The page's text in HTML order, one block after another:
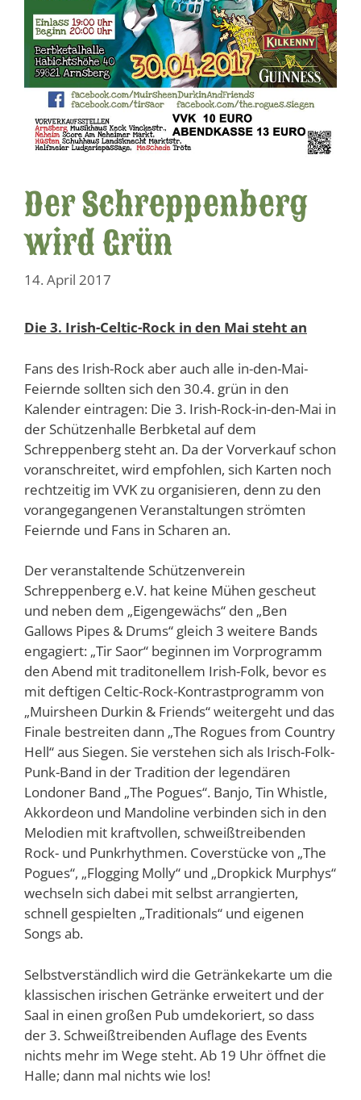
Der Schreppenberg
wird Grün
14. April 2017
Die 3. Irish-Celtic-Rock in den Mai steht an
Fans des Irish-Rock aber auch alle in-den-Mai-
Feiernde sollten sich den 30.4. grün in den
Kalender eintragen: Die 3. Irish-Rock-in-den-Mai in
der Schützenhalle Berbketal auf dem
Schreppenberg steht an. Da der Vorverkauf schon
voranschreitet, wird empfohlen, sich Karten noch
rechtzeitig im VVK zu organisieren, denn zu den
vorangegangenen Veranstaltungen strömten
Feiernde und Fans in Scharen an.
Der veranstaltende Schützenverein
Schreppenberg e.V. hat keine Mühen gescheut
und neben dem „Eigengewächs“ den „Ben
Gallows Pipes & Drums“ gleich 3 weitere Bands
engagiert: „Tir Saor“ beginnen im Vorprogramm
den Abend mit traditonellem Irish-Folk, bevor es
mit deftigen Celtic-Rock-Kontrastprogramm von
„Muirsheen Durkin & Friends“ weitergeht und das
Finale bestreiten dann „The Rogues from Country
Hell“ aus Siegen. Sie verstehen sich als Irisch-Folk-
Punk-Band in der Tradition der legendären
Londoner Band „The Pogues“. Banjo, Tin Whistle,
Akkordeon und Mandoline verbinden sich in den
Melodien mit kraftvollen, schweißtreibenden
Rock- und Punkrhythmen. Coverstücke von „The
Pogues“, „Flogging Molly“ und „Dropkick Murphys“
wechseln sich dabei mit selbst arrangierten,
schnell gespielten „Traditionals“ und eigenen
Songs ab.
Selbstverständlich wird die Getränkekarte um die
klassischen irischen Getränke erweitert und der
Saal in einen großen Pub umdekoriert, so dass
der 3. Schweißtreibenden Auflage des Events
nichts mehr im Wege steht. Ab 19 Uhr öffnet die
Halle; dann mal nichts wie los!